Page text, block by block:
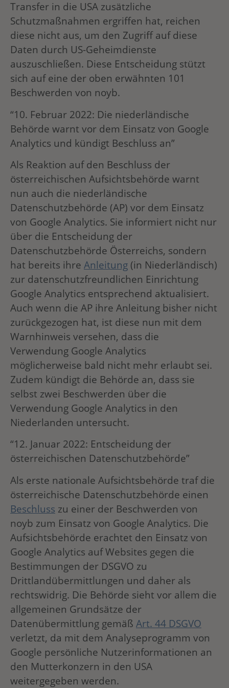
Transfer in die USA zusätzliche
Schutzmaßnahmen ergriffen hat, reichen
diese nicht aus, um den Zugriff auf diese
Daten durch US-Geheimdienste
auszuschließen. Diese Entscheidung stützt
sich auf eine der oben erwähnten 101
Beschwerden von noyb.
“10. Februar 2022: Die niederländische
Behörde warnt vor dem Einsatz von Google
Analytics und kündigt Beschluss an”
Als Reaktion auf den Beschluss der
österreichischen Aufsichtsbehörde warnt
nun auch die niederländische
Datenschutzbehörde (AP) vor dem Einsatz
von Google Analytics. Sie informiert nicht nur
über die Entscheidung der
Datenschutzbehörde Österreichs, sondern
hat bereits ihre Anleitung (in Niederländisch)
zur datenschutzfreundlichen Einrichtung
Google Analytics entsprechend aktualisiert.
Auch wenn die AP ihre Anleitung bisher nicht
zurückgezogen hat, ist diese nun mit dem
Warnhinweis versehen, dass die
Verwendung Google Analytics
möglicherweise bald nicht mehr erlaubt sei.
Zudem kündigt die Behörde an, dass sie
selbst zwei Beschwerden über die
Verwendung Google Analytics in den
Niederlanden untersucht.
“12. Januar 2022: Entscheidung der
österreichischen Datenschutzbehörde”
Als erste nationale Aufsichtsbehörde traf die
österreichische Datenschutzbehörde einen
Beschluss zu einer der Beschwerden von
noyb zum Einsatz von Google Analytics. Die
Aufsichtsbehörde erachtet den Einsatz von
Google Analytics auf Websites gegen die
Bestimmungen der DSGVO zu
Drittlandübermittlungen und daher als
rechtswidrig. Die Behörde sieht vor allem die
allgemeinen Grundsätze der
Datenübermittlung gemäß Art. 44 DSGVO
verletzt, da mit dem Analyseprogramm von
Google persönliche Nutzerinformationen an
den Mutterkonzern in den USA
weitergegeben werden.